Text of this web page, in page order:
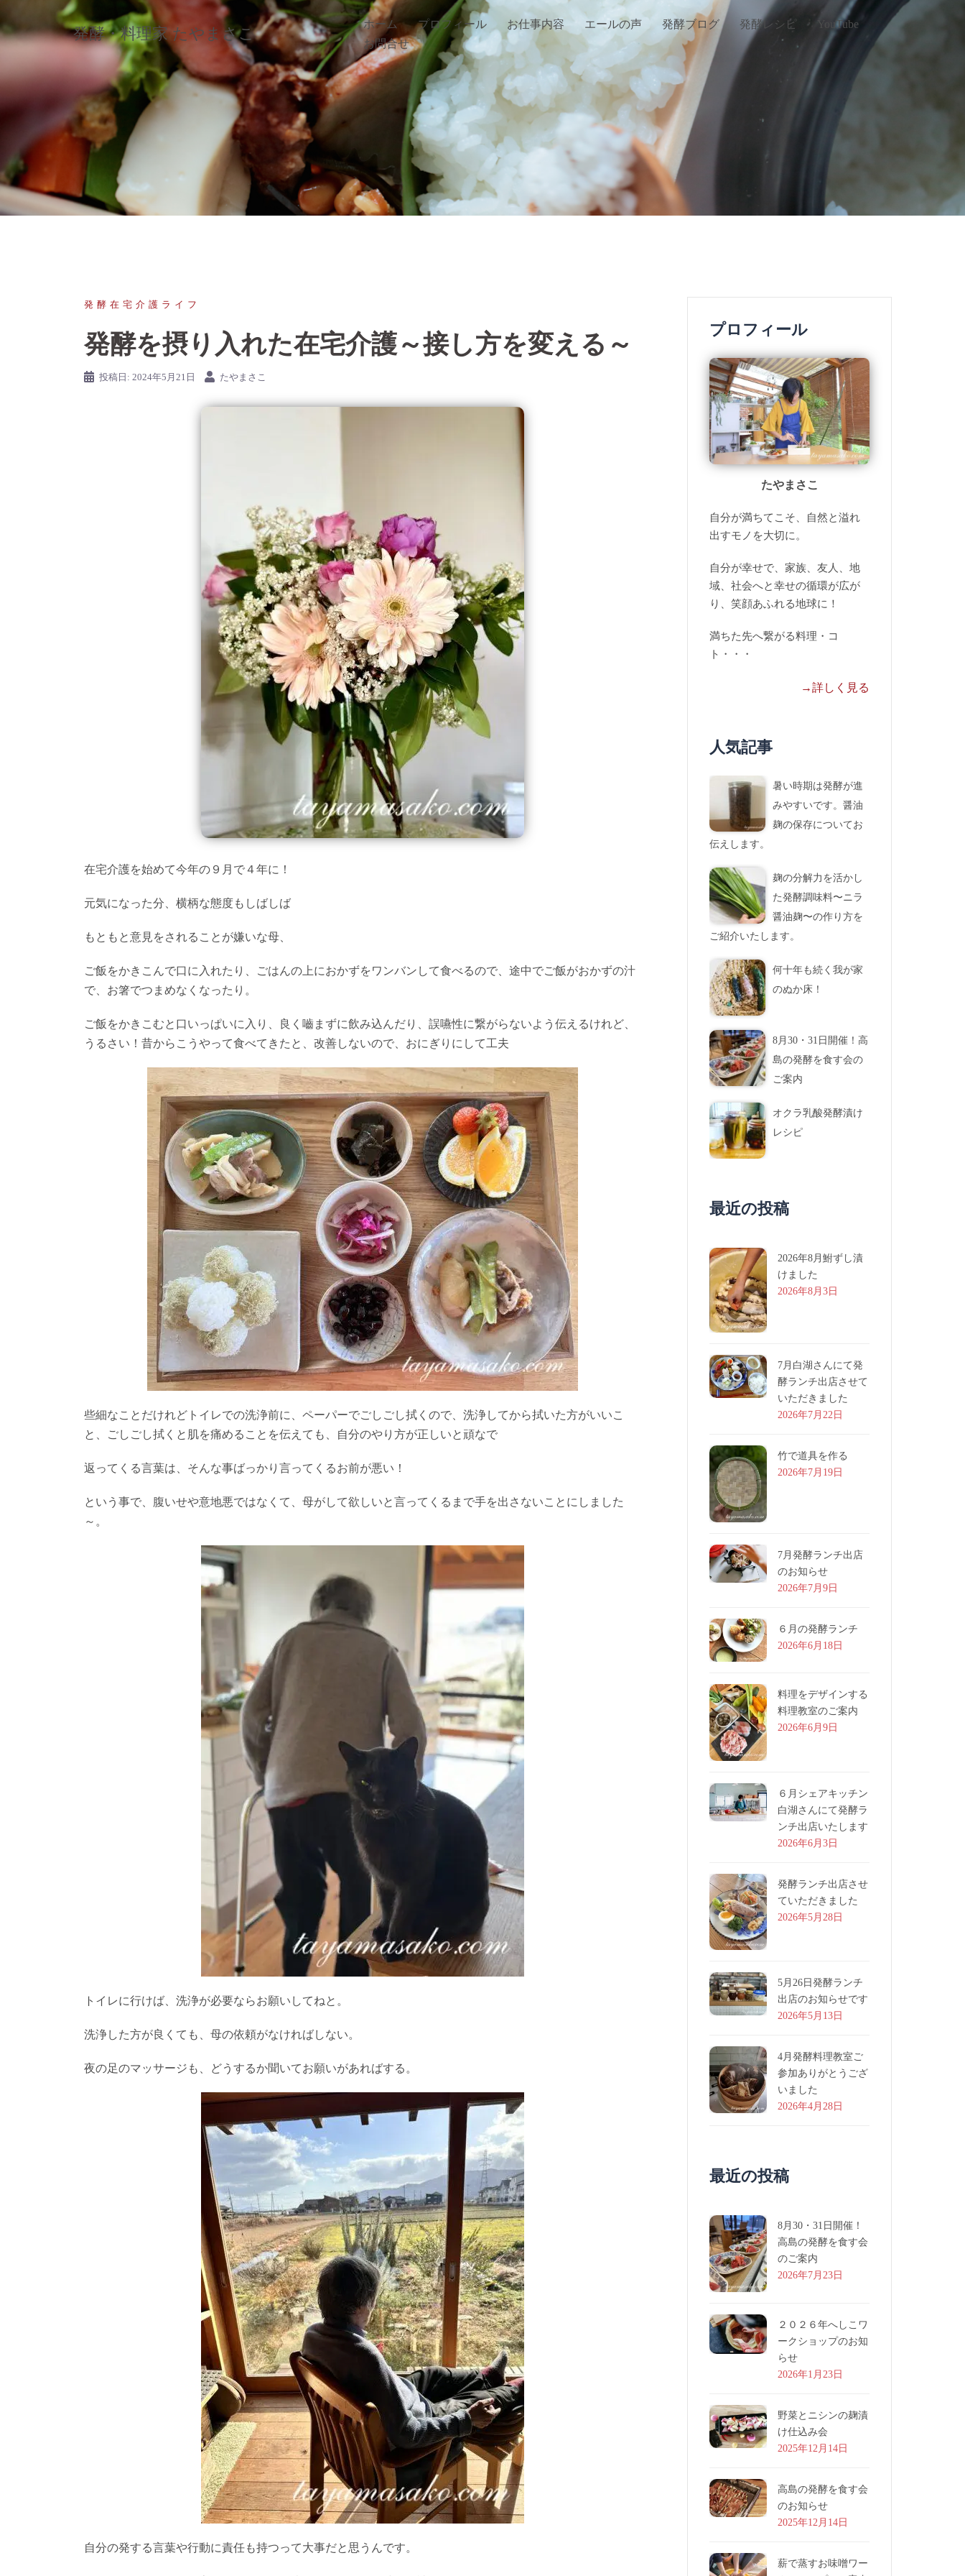
ン
へ
プ
発酵・料理家 たやまさこ
ホーム プロフィール お仕事内容 エールの声 発酵ブログ 発酵レシピ
YouTube
お問合せ
発酵在宅介護ライフ
発酵を摂り入れた在宅介護～接し方を変える～
投稿日: 2024年5月21日 たやまさこ
在宅介護を始めて今年の９月で４年に！
元気になった分、横柄な態度もしばしば
もともと意見をされることが嫌いな母、
ご飯をかきこんで口に入れたり、ごはんの上におかずをワンバンして食べるので、途中でご飯がおかずの汁
で、お箸でつまめなくなったり。
ご飯をかきこむと口いっぱいに入り、良く嚙まずに飲み込んだり、誤嚥性に繋がらないよう伝えるけれど、
うるさい！昔からこうやって食べてきたと、改善しないので、おにぎりにして工夫
些細なことだけれどトイレでの洗浄前に、ペーパーでごしごし拭くので、洗浄してから拭いた方がいいこ
と、ごしごし拭くと肌を痛めることを伝えても、自分のやり方が正しいと頑なで
返ってくる言葉は、そんな事ばっかり言ってくるお前が悪い！
という事で、腹いせや意地悪ではなくて、母がして欲しいと言ってくるまで手を出さないことにしました
～。
トイレに行けば、洗浄が必要ならお願いしてねと。
洗浄した方が良くても、母の依頼がなければしない。
夜の足のマッサージも、どうするか聞いてお願いがあればする。
自分の発する言葉や行動に責任も持つって大事だと思うんです。
プロフィール
たやまさこ
自分が満ちてこそ、自然と溢れ
出すモノを大切に。
自分が幸せで、家族、友人、地
域、社会へと幸せの循環が広が
り、笑顔あふれる地球に！
満ちた先へ繋がる料理・コ
ト・・・
→詳しく見る
人気記事
暑い時期は発酵が進
みやすいです。醤油
麹の保存についてお
伝えします。
麹の分解力を活かし
た発酵調味料〜ニラ
醤油麹〜の作り方を
ご紹介いたします。
何十年も続く我が家
のぬか床！
8月30・31日開催！高
島の発酵を食す会の
ご案内
オクラ乳酸発酵漬け
レシピ
最近の投稿
2026年8月鮒ずし漬
けました
2026年8月3日
7月白湖さんにて発
酵ランチ出店させて
いただきました
2026年7月22日
竹で道具を作る
2026年7月19日
7月発酵ランチ出店
のお知らせ
2026年7月9日
６月の発酵ランチ
2026年6月18日
料理をデザインする
料理教室のご案内
2026年6月9日
６月シェアキッチン
白湖さんにて発酵ラ
ンチ出店いたします
2026年6月3日
発酵ランチ出店させ
ていただきました
2026年5月28日
5月26日発酵ランチ
出店のお知らせです
2026年5月13日
4月発酵料理教室ご
参加ありがとうござ
いました
2026年4月28日
最近の投稿
8月30・31日開催！
高島の発酵を食す会
のご案内
2026年7月23日
２０２６年へしこワ
ークショップのお知
らせ
2026年1月23日
野菜とニシンの麹漬
け仕込み会
2025年12月14日
高島の発酵を食す会
のお知らせ
2025年12月14日
薪で蒸すお味噌ワー